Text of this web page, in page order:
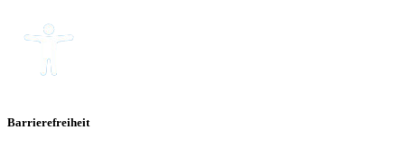
Barrierefreiheit